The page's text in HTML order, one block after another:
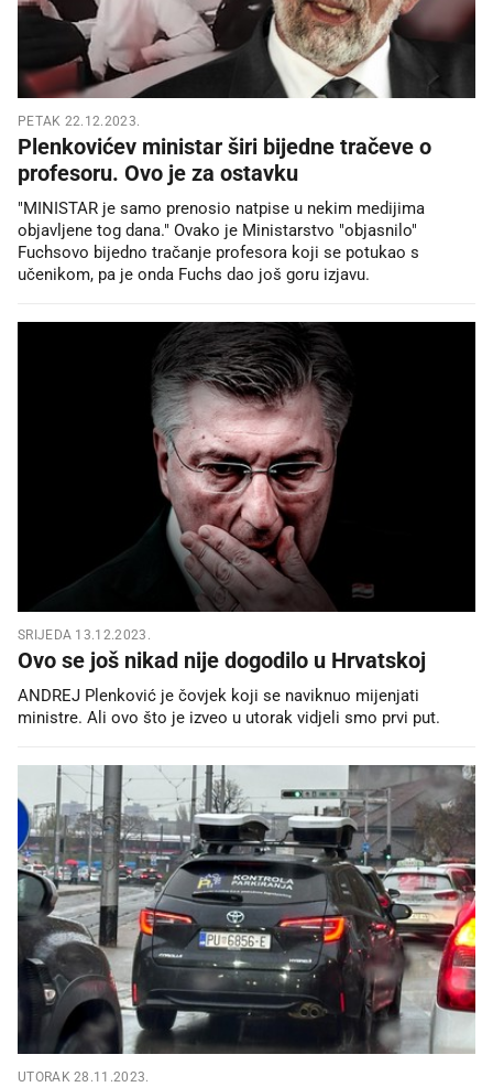
PETAK 22.12.2023.
Plenkovićev ministar širi bijedne tračeve o
profesoru. Ovo je za ostavku
"MINISTAR je samo prenosio natpise u nekim medijima
objavljene tog dana." Ovako je Ministarstvo "objasnilo"
Fuchsovo bijedno tračanje profesora koji se potukao s
učenikom, pa je onda Fuchs dao još goru izjavu.
SRIJEDA 13.12.2023.
Ovo se još nikad nije dogodilo u Hrvatskoj
ANDREJ Plenković je čovjek koji se naviknuo mijenjati
ministre. Ali ovo što je izveo u utorak vidjeli smo prvi put.
UTORAK 28.11.2023.